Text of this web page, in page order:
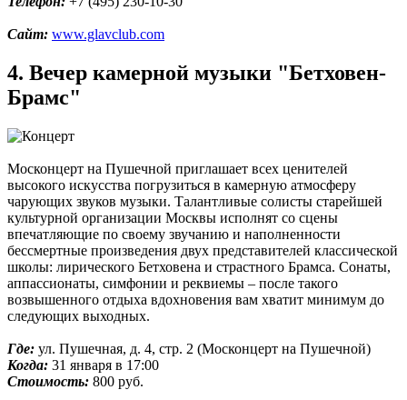
Сайт: www.glavclub.com
4. Вечер камерной музыки "Бетховен-
Брамс"
Москонцерт на Пушечной приглашает всех ценителей
высокого искусства погрузиться в камерную атмосферу
чарующих звуков музыки. Талантливые солисты старейшей
культурной организации Москвы исполнят со сцены
впечатляющие по своему звучанию и наполненности
бессмертные произведения двух представителей классической
школы: лирического Бетховена и страстного Брамса. Сонаты,
аппассионаты, симфонии и реквиемы – после такого
возвышенного отдыха вдохновения вам хватит минимум до
следующих выходных.
Где: ул. Пушечная, д. 4, стр. 2 (Москонцерт на Пушечной)
Когда: 31 января в 17:00
Стоимость: 800 руб.